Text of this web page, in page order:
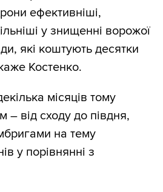
ефективніші,
у знищенні ворожої
які коштують десятки
Костенко.
місяців тому
– від сходу до півдня,
на тему
у порівнянні з